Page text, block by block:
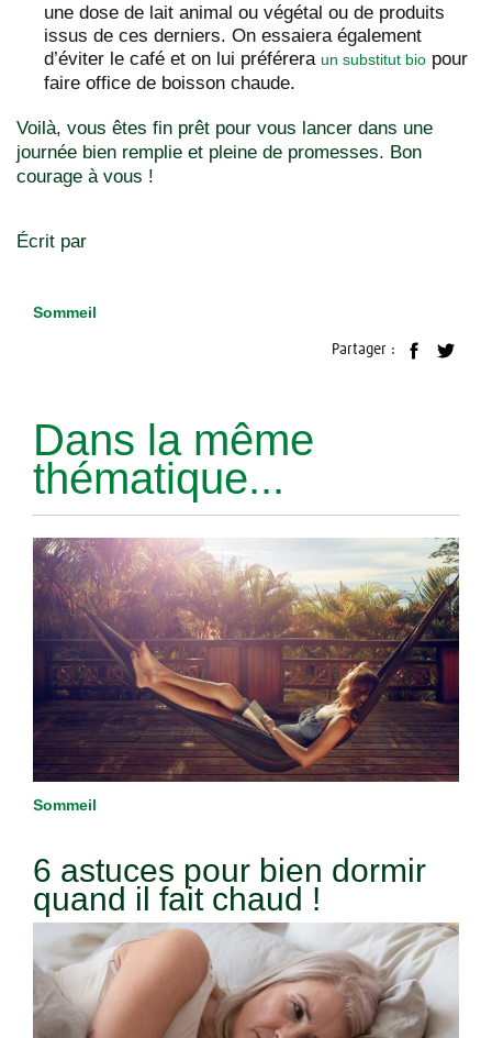
une dose de lait animal ou végétal ou de produits
issus de ces derniers. On essaiera également
d’éviter le café et on lui préférera un substitut bio pour
faire office de boisson chaude.
Voilà, vous êtes fin prêt pour vous lancer dans une
journée bien remplie et pleine de promesses. Bon
courage à vous !
Écrit par
Sommeil
Partager :
Dans la même
thématique...
Sommeil
6 astuces pour bien dormir
quand il fait chaud !